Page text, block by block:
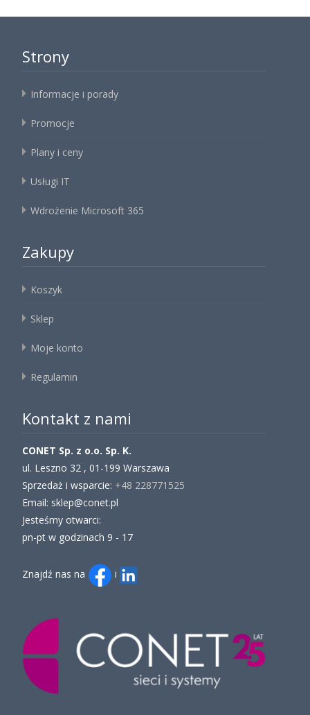
Strony
Informacje i porady
Promocje
Plany i ceny
Usługi IT
Wdrożenie Microsoft 365
Zakupy
Koszyk
Sklep
Moje konto
Regulamin
Kontakt z nami
CONET Sp. z o.o. Sp. K.
ul. Leszno 32 , 01-199 Warszawa
Sprzedaż i wsparcie: +48 228771525
Email: sklep@conet.pl
Jesteśmy otwarci:
pn-pt w godzinach 9 - 17
Znajdź nas na i